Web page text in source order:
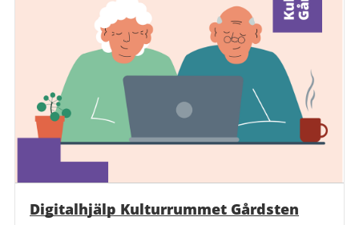
Digitalhjälp Kulturrummet Gårdsten